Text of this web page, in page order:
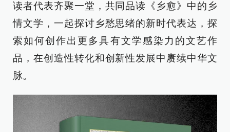
读者代表齐聚一堂，共同品读《乡愈》中的乡
情文学，一起探讨乡愁思绪的新时代表达，探
索如何创作出更多具有文学感染力的文艺作
品，在创造性转化和创新性发展中赓续中华文
脉。